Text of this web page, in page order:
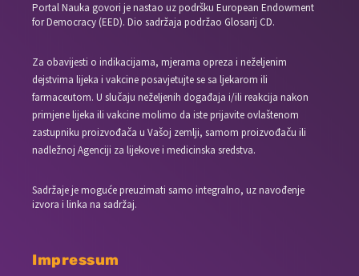
Portal Nauka govori je nastao uz podršku European Endowment
for Democracy (EED). Dio sadržaja podržao Glosarij CD.
Za obavijesti o indikacijama, mjerama opreza i neželjenim
dejstvima lijeka i vakcine posavjetujte se sa ljekarom ili
farmaceutom. U slučaju neželjenih događaja i/ili reakcija nakon
primjene lijeka ili vakcine molimo da iste prijavite ovlaštenom
zastupniku proizvođača u Vašoj zemlji, samom proizvođaču ili
nadležnoj Agenciji za lijekove i medicinska sredstva.
Sadržaje je moguće preuzimati samo integralno, uz navođenje
izvora i linka na sadržaj.
Impressum